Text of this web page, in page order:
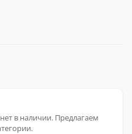
в наличии. Предлагаем